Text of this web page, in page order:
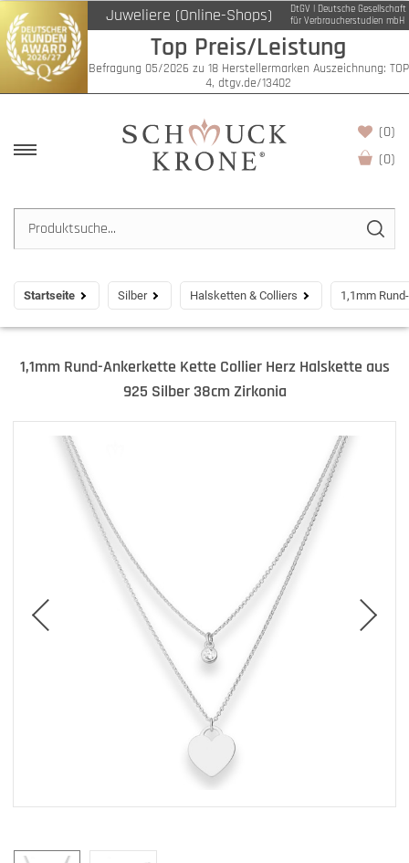
Juweliere (Online-Shops)
DtGV | Deutsche Gesellschaft
für Verbraucherstudien mbH
Top Preis/Leistung
Befragung 05/2026 zu 18 Herstellermarken Auszeichnung: TOP
4, dtgv.de/13402
(0)
(0)
Startseite Silber Halsketten & Colliers 1,1mm
1,1mm Rund-Ankerkette Kette Collier Herz Halskette aus
925 Silber 38cm Zirkonia